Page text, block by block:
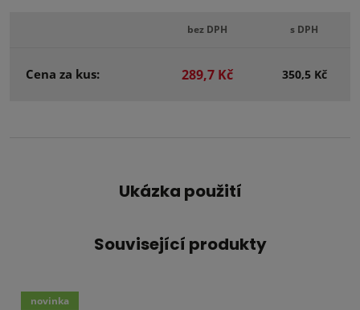
bez DPH s DPH
Cena za kus: 289,7 Kč 350,5 Kč
Ukázka použití
Související produkty
novinka